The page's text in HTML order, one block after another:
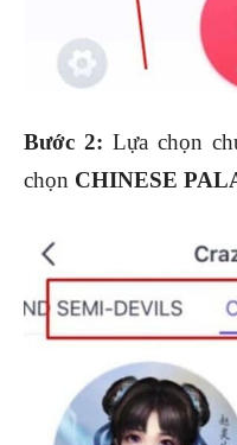
Bước 2: Lựa chọn
chọn CHINESE